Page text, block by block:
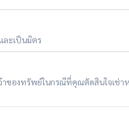
ละเป็นมิตร
าของทรัพย์ในกรณีที่คุณตัดสินใจเช่